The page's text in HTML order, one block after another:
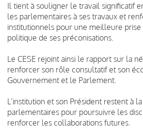
Il tient à souligner le travail significatif
les parlementaires à ses travaux et
institutionnels pour une meilleure
politique de ses préconisations.
Le CESE rejoint ainsi le rapport sur la
renforcer son rôle consultatif et son
Gouvernement et le Parlement.
L’institution et son Président restent à
parlementaires pour poursuivre les
renforcer les collaborations futures.